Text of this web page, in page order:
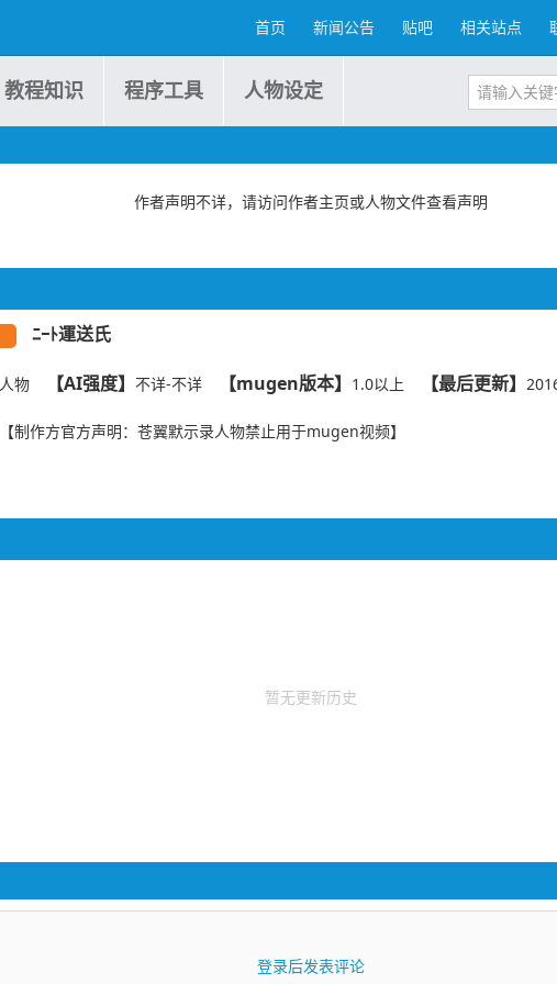
首页 新闻公告 贴吧 相关站点
教程知识 程序工具 人物设定
作者声明不详，请访问作者主页或人物文件查看声明
ﾆｰﾄ運送氏
人物 【AI强度】 不详-不详 【mugen版本】 1.0以上 【最后更新】
【制作方官方声明：苍翼默示录人物禁止用于mugen视频】
暂无更新历史
登录后发表评论